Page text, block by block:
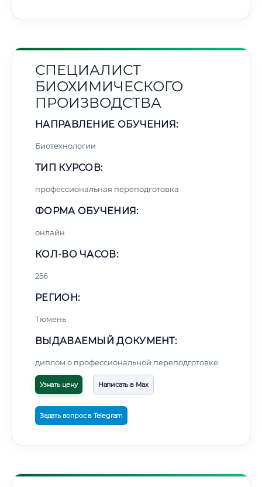
СПЕЦИАЛИСТ
БИОХИМИЧЕСКОГО
ПРОИЗВОДСТВА
НАПРАВЛЕНИЕ ОБУЧЕНИЯ:
Биотехнологии
ТИП КУРСОВ:
профессиональная переподготовка
ФОРМА ОБУЧЕНИЯ:
онлайн
КОЛ-ВО ЧАСОВ:
256
РЕГИОН:
Тюмень
ВЫДАВАЕМЫЙ ДОКУМЕНТ:
диплом о профессиональной переподготовке
Узнать цену Написать в Max
Задать вопрос в Telegram